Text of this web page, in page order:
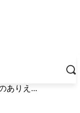
ありえ...